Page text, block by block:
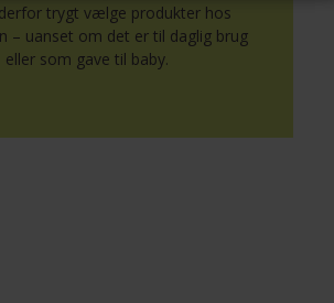
trygt vælge produkter hos
– uanset om det er til daglig brug
eller som gave til baby.